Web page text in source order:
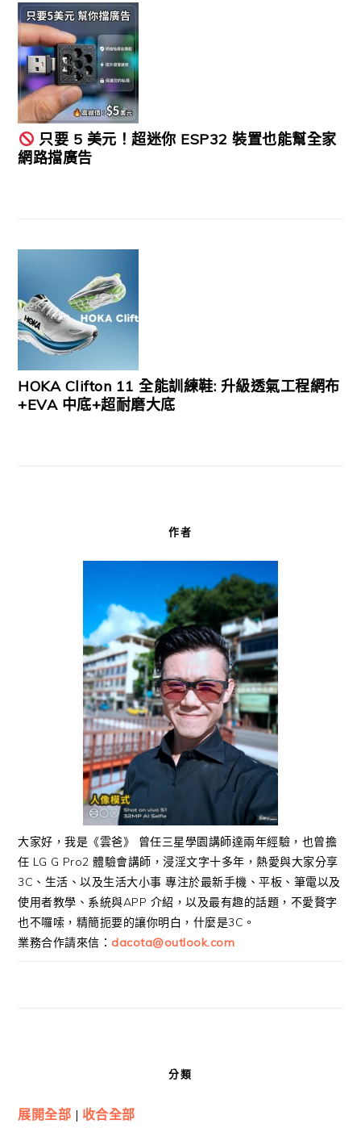
只要 5 美元！超迷你 ESP32 裝置也能幫全家
網路擋廣告
HOKA Clifton 11 全能訓練鞋: 升級透氣工程網布
+EVA 中底+超耐磨大底
作者
大家好，我是《雲爸》 曾任三星學園講師達兩年經驗，也曾擔
任 LG G Pro2 體驗會講師，浸淫文字十多年，熱愛與大家分享
3C、生活、以及生活大小事 專注於最新手機、平板、筆電以及
使用者教學、系統與APP 介紹，以及最有趣的話題，不愛贅字
也不囉嗦，精簡扼要的讓你明白，什麼是3C。
業務合作請來信： dacota@outlook.com
分類
展開全部 | 收合全部